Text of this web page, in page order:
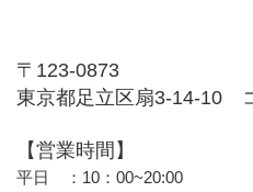
〒123-0873
東京都足立区扇3-14-10　
【営業時間】
平日　：10：00~20:00